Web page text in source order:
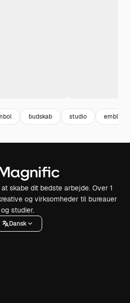
budskab studio emblem
skabe dit bedste arbejde. Over 1
og virksomheder til bureauer
og studier.
Dansk